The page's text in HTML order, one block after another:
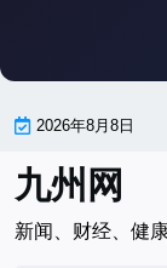
content
2026年8月8日
九州网
新闻、财经、健